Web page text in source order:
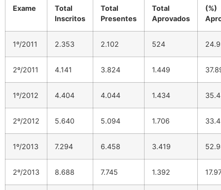
Exame
Total
Inscritos
Total
Presentes
Total
Aprovados
(%)
1º/2011 2.353 2.102 524
2º/2011 4.141 3.824 1.449
1º/2012 4.404 4.044 1.434
2º/2012 5.640 5.094 1.706
1º/2013 7.294 6.458 3.419
2º/2013 8.688 7.745 1.392